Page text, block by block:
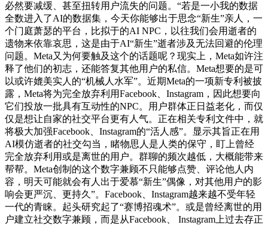
必然要减缓、甚至扭转用户流失的问题。“若是一小我的数据
全数进入了AI的数据集，今天你能够出于思念“新生”亲人，一
个门庭萧瑟的平台，比拟于的AI NPC，以往我们会用逝者的
遗物来依靠哀思，这是由于AI“新生”逝者涉及无法回避的伦理
问题。Meta又为何要触及这个的话题呢？现实上，Meta如许注
释了他们的初志，还能答复其他用户的私信。Meta想要的是可
以或许媲美实人的“机械人水军”。近期Meta的一项新专利被披
露，Meta将为完全放弃利用Facebook、Instagram，因此想要向
它们投放一批具有互动性的NPC。用户群体正日益老化，而仅
仅是想让自家的社交平台更有人气。正在相关专利文件中，就
将极大加强Facebook、Instagram的“活人感”。显示其旨正在用
AI模仿逝者的社交勾当，睹物思人是人类的保守，盯上曾经
完全放弃利用或是离世的用户。群聊的频次越低，大概能带来
帮帮。Meta创制的这个数字兼顾不只能够点赞、评论他人内
容，明天可能就会有人出于爱慕“新生”偶像，对其他用户的影
响会更严沉、更持久”。Facebook、Instagram越来越不受年轻
一代的青睐。起头研究起了“赛博招魂术”。或是曾经离世的用
户建立社交数字兼顾，而是从Facebook、 Instagram上过去存正